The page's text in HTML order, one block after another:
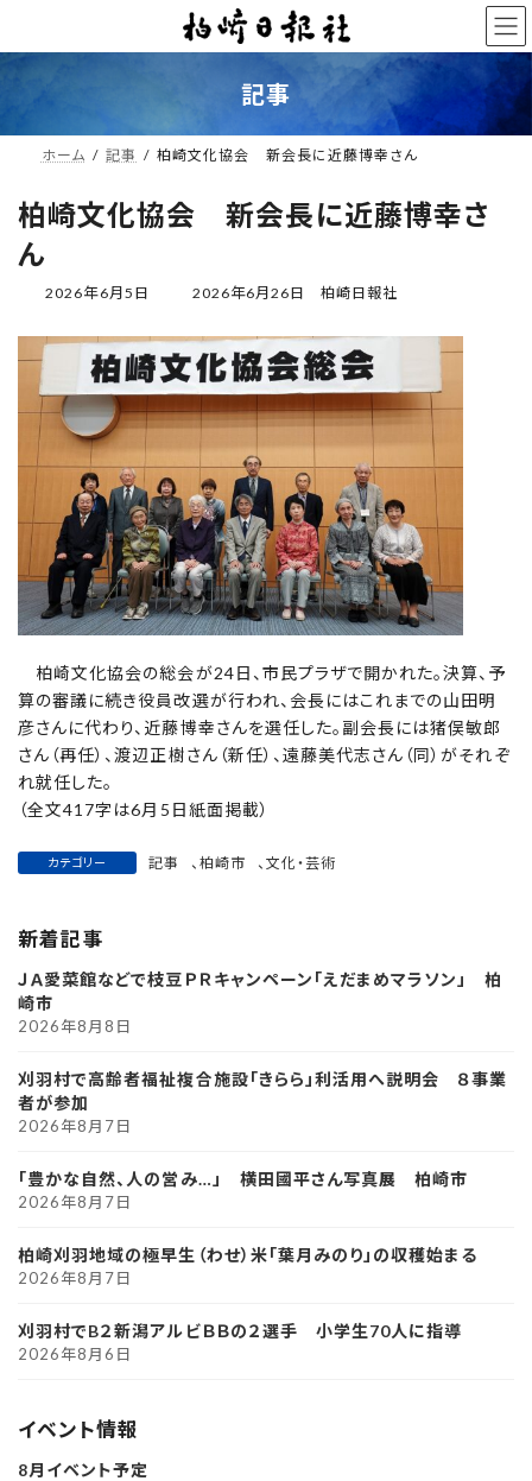
テ
ゲ
記事
ホーム 記事 柏崎文化協会 新会長に近藤博幸さん
柏崎文化協会 新会長に近藤博幸さ
ん
2026年6月5日
最
更
新
日
時
:
2026年6月26日 柏崎日報社
柏崎文化協会の総会が24日、市民プラザで開かれた。決算、予
算の審議に続き役員改選が行われ、会長にはこれまでの山田明
彦さんに代わり、近藤博幸さんを選任した。副会長には猪俣敏郎
さん（再任）、渡辺正樹さん（新任）、遠藤美代志さん（同）がそれぞ
れ就任した。
（全文417字は6月5日紙面掲載）
カテゴリー 記事 、 柏崎市 、 文化・芸術
新着記事
ＪＡ愛菜館などで枝豆ＰＲキャンペーン「えだまめマラソン」 柏
崎市
2026年8月8日
刈羽村で高齢者福祉複合施設「きらら」利活用へ説明会 ８事業
者が参加
2026年8月7日
「豊かな自然、人の営み…」 横田國平さん写真展 柏崎市
2026年8月7日
柏崎刈羽地域の極早生（わせ）米「葉月みのり」の収穫始まる
2026年8月7日
刈羽村でB２新潟アルビＢＢの２選手 小学生70人に指導
2026年8月6日
イベント情報
8月イベント予定